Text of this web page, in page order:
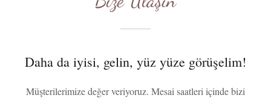
Daha da iyisi, gelin, yüz yüze görüşelim!
Müşterilerimize değer veriyoruz. Mesai saatleri içinde bizi